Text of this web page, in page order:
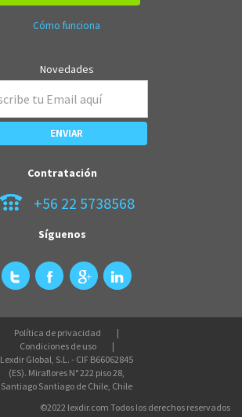
Cómo funciona
Novedades
Contratación
+56 22 5738568
Síguenos
Política de privacidad
Condiciones de uso
Lexdir Global, S.L. - CIF B66062845
(ES). Miraflores N° 222 piso 28,
Santiago Santiago de Chile, Chile
©2022 lexdir.com Todos los derechos reservados